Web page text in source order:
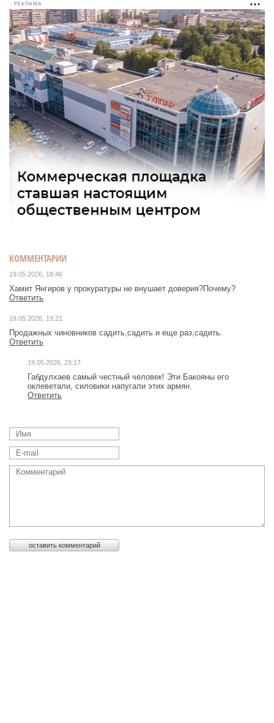
РЕКЛАМА
КОММЕНТАРИИ
19.05.2026, 18:46
Хамит Янгиров у прокуратуры не внушает доверия?Почему?
Ответить
19.05.2026, 19:21
Продажных чиновников садить,садить и еще раз,садить.
Ответить
19.05.2026, 23:17
Габдулхаев самый честный человек! Эти Бакояны его
оклеветали, силовики напугали этих армян.
Ответить